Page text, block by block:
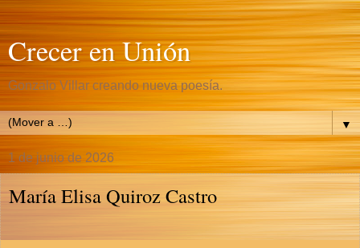
Crecer en Unión
Gonzalo Villar creando nueva poesía.
▼
1 de junio de 2026
María Elisa Quiroz Castro